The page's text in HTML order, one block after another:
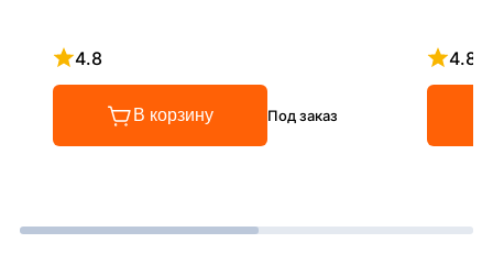
4.8
Рейтинг 4.8 из 5
В корзину Под заказ
4.8